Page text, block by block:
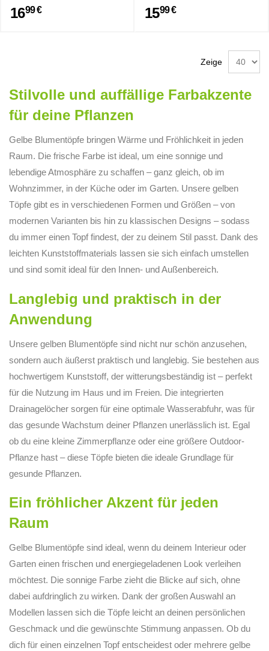
1699 € 1599 €
Zeige
Stilvolle und auffällige Farbakzente
für deine Pflanzen
Gelbe Blumentöpfe bringen Wärme und Fröhlichkeit in jeden
Raum. Die frische Farbe ist ideal, um eine sonnige und
lebendige Atmosphäre zu schaffen – ganz gleich, ob im
Wohnzimmer, in der Küche oder im Garten. Unsere gelben
Töpfe gibt es in verschiedenen Formen und Größen – von
modernen Varianten bis hin zu klassischen Designs – sodass
du immer einen Topf findest, der zu deinem Stil passt. Dank des
leichten Kunststoffmaterials lassen sie sich einfach umstellen
und sind somit ideal für den Innen- und Außenbereich.
Langlebig und praktisch in der
Anwendung
Unsere gelben Blumentöpfe sind nicht nur schön anzusehen,
sondern auch äußerst praktisch und langlebig. Sie bestehen aus
hochwertigem Kunststoff, der witterungsbeständig ist – perfekt
für die Nutzung im Haus und im Freien. Die integrierten
Drainagelöcher sorgen für eine optimale Wasserabfuhr, was für
das gesunde Wachstum deiner Pflanzen unerlässlich ist. Egal
ob du eine kleine Zimmerpflanze oder eine größere Outdoor-
Pflanze hast – diese Töpfe bieten die ideale Grundlage für
gesunde Pflanzen.
Ein fröhlicher Akzent für jeden
Raum
Gelbe Blumentöpfe sind ideal, wenn du deinem Interieur oder
Garten einen frischen und energiegeladenen Look verleihen
möchtest. Die sonnige Farbe zieht die Blicke auf sich, ohne
dabei aufdringlich zu wirken. Dank der großen Auswahl an
Modellen lassen sich die Töpfe leicht an deinen persönlichen
Geschmack und die gewünschte Stimmung anpassen. Ob du
dich für einen einzelnen Topf entscheidest oder mehrere gelbe